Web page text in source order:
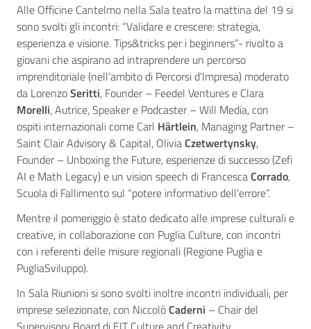
Alle Officine Cantelmo nella Sala teatro la mattina del 19 si
sono svolti gli incontri: “Validare e crescere: strategia,
esperienza e visione. Tips&tricks per i beginners”- rivolto a
giovani che aspirano ad intraprendere un percorso
imprenditoriale (nell’ambito di Percorsi d’Impresa) moderato
da LorenzoSeritti, Founder – Feedel Ventures e Clara
Morelli, Autrice, Speaker e Podcaster – Will Media, con
ospiti internazionali come Carl Härtlein, Managing Partner –
Saint Clair Advisory & Capital, OliviaCzetwertynsky,
Founder – Unboxing the Future, esperienze di successo (Zefi
AI e Math Legacy) e un vision speech di FrancescaCorrado,
Scuola di Fallimento sul “potere informativo dell’errore”.
Mentre il pomeriggio è stato dedicato alle imprese culturali e
creative, in collaborazione con Puglia Culture, con incontri
con i referenti delle misure regionali (Regione Puglia e
PugliaSviluppo).
In Sala Riunioni si sono svolti inoltre incontri individuali, per
imprese selezionate, con NiccolòCaderni – Chair del